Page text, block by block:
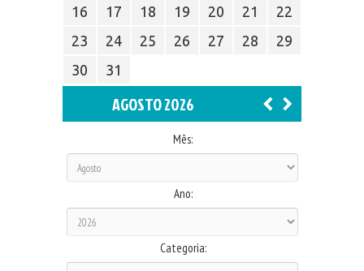
16
17 18 19 20 21
22
23
24 25 26 27 28
29
30
31
AGOSTO 2026
Mês:
Ano:
Categoria: